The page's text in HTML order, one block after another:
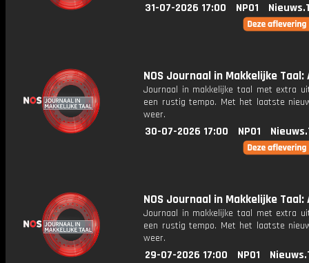
31-07-2026 17:00 NPO1
NOS Journaal in Makkelijke Taal:
Journaal in makkelijke taal met extra
een rustig tempo. Met het laatste
weer.
30-07-2026 17:00 NPO1
NOS Journaal in Makkelijke Taal:
Journaal in makkelijke taal met extra
een rustig tempo. Met het laatste
weer.
29-07-2026 17:00 NPO1